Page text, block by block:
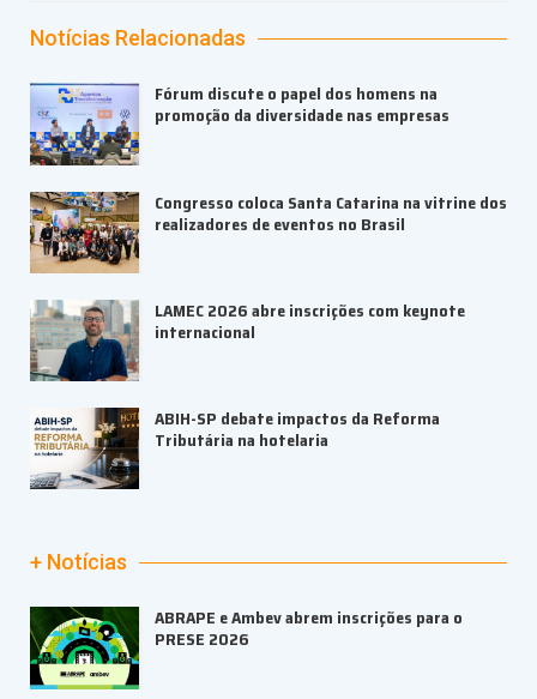
Notícias Relacionadas
Fórum discute o papel dos homens na
promoção da diversidade nas empresas
Congresso coloca Santa Catarina na vitrine dos
realizadores de eventos no Brasil
LAMEC 2026 abre inscrições com keynote
internacional
ABIH-SP debate impactos da Reforma
Tributária na hotelaria
+ Notícias
ABRAPE e Ambev abrem inscrições para o
PRESE 2026